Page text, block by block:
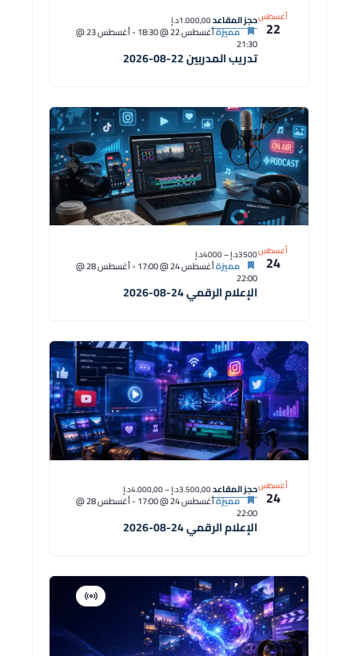
أغسطس
22
تدريب المدربين 22-08-2026
مميزةأغسطس 22 @ 18:30 - أغسطس 23 @
21:30
حجز المقاعد1.000,00د.إ
أغسطس
24
الإعلام الرقمي 24-08-2026
مميزةأغسطس 24 @ 17:00 - أغسطس 28 @
22:00
3500د.إ – 4000د.إ
أغسطس
24
الإعلام الرقمي 24-08-2026
مميزةأغسطس 24 @ 17:00 - أغسطس 28 @
22:00
حجز المقاعد3.500,00د.إ – 4.000,00د.إ
افتراضية